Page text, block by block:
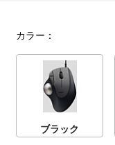
カラー：
ブラック